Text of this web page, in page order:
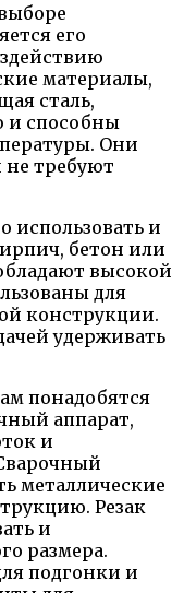
его
материалы,
сталь,
и способны
Они
требуют
использовать и
бетон или
высокой
для
конструкции.
удерживать
понадобятся
аппарат,
и
металлические
Резак
и
размера.
подгонки и